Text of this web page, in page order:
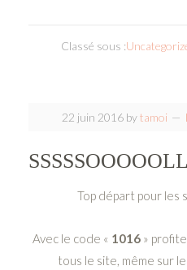
Classé sous :
22 juin 2016bytamoi
Top départ pour les
Avec le code « 1016 »
tous le site, même sur